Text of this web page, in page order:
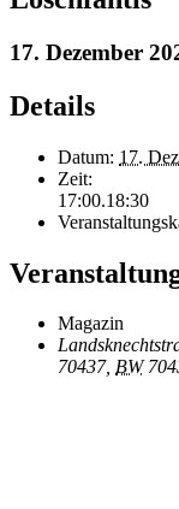
17. Dezember
Details
Datum: 17.
Zeit:
17:00.18:30
Magazin
70437, BW